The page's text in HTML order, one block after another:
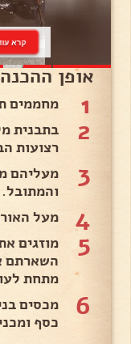
קרא
אופן ההכנה
1 מחממים תנור
2
בתבנית
רצועות
3
מעליהם
והמתובל.
4 מעל
5
מוזגים
השארתם
מתחת
6
מכסים
כסף